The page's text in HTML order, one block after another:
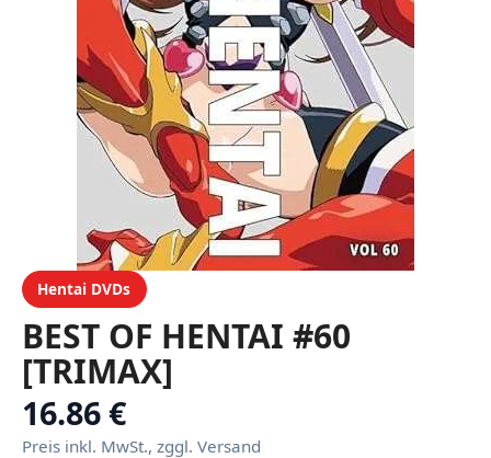
Hentai DVDs
BEST OF HENTAI #60
[TRIMAX]
16.86 €
Preis inkl. MwSt., zggl. Versand